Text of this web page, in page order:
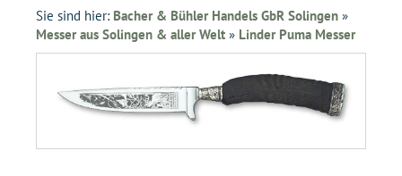
Sie sind hier: Bacher & Bühler Handels GbR Solingen »
Messer aus Solingen & aller Welt » Linder Puma Messer